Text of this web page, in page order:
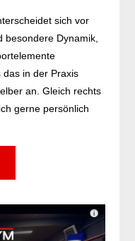
sich vor
besondere Dynamik,
in der Praxis
an. Gleich rechts
gerne persönlich